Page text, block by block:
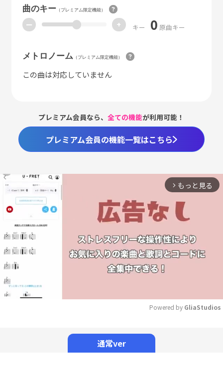
曲のキー（プレミアム限定機能）
ー + キー 0 原曲キー
メトロノーム （プレミアム限定機能）
この曲は対応していません
プレミアム会員なら、全ての機能が利用可能！
プレミアム会員の機能一覧はこちら
arrow_forward_ios もっと見る
Powered by GliaStudios
通常ver